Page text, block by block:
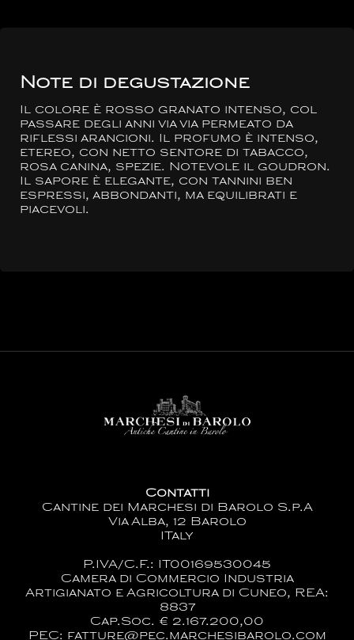
Note di degustazione
Il colore è rosso granato intenso, col
passare degli anni via via permeato da
riflessi arancioni. Il profumo è intenso,
etereo, con netto sentore di tabacco,
rosa canina, spezie. Notevole il goudron.
Il sapore è elegante, con tannini ben
espressi, abbondanti, ma equilibrati e
piacevoli.
Contatti
Cantine dei Marchesi di Barolo S.p.A
Via Alba, 12 Barolo
ITaly
P.IVA/C.F.: IT00169530045
Camera di Commercio Industria
Artigianato e Agricoltura di Cuneo, REA:
8837
Cap.Soc. € 2.167.200,00
PEC: fatture@pec.marchesibarolo.com